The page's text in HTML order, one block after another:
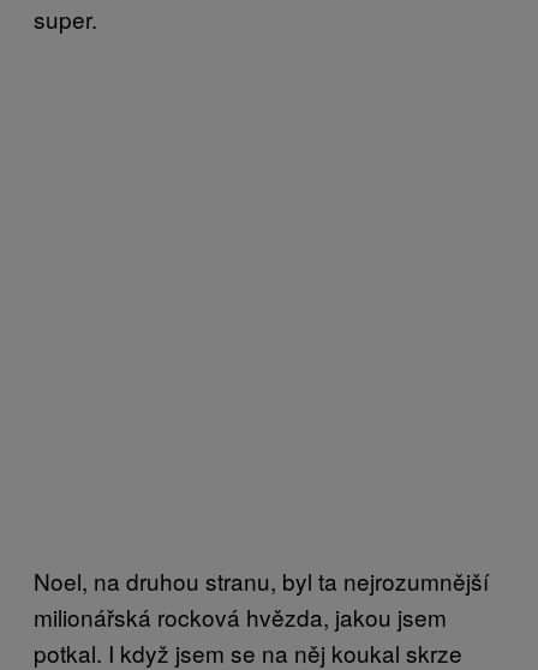
super.
Noel, na druhou stranu, byl ta nejrozumnější
milionářská rocková hvězda, jakou jsem
potkal. I když jsem se na něj koukal skrze